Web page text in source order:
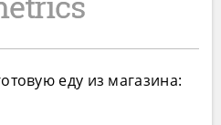
еду из магазина: